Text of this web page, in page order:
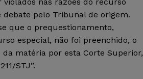
pelo Tribunal de origem.
que o prequestionamento,
especial, não foi preenchido, o
matéria por esta Corte Superior,
STJ”.